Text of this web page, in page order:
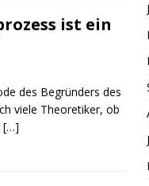
ist ein
des Begründers des
viele Theoretiker, ob
[…]